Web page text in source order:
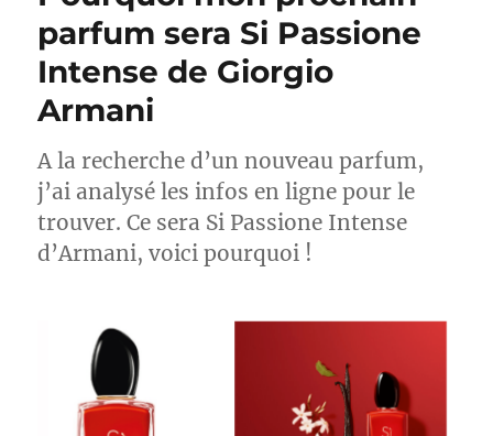
capsule
wardrobe
?
parfum sera Si Passione
Intense de Giorgio
Armani
A la recherche d’un nouveau parfum,
j’ai analysé les infos en ligne pour le
trouver. Ce sera Si Passione Intense
d’Armani, voici pourquoi !